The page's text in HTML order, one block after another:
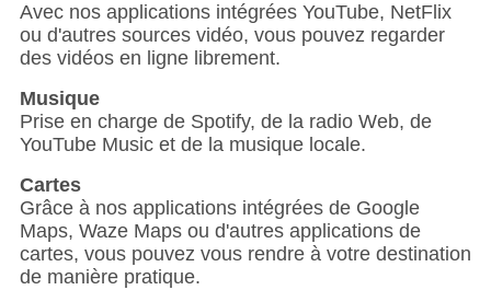
Avec nos applications intégrées YouTube, NetFlix
ou d'autres sources vidéo, vous pouvez regarder
des vidéos en ligne librement.
Musique
Prise en charge de Spotify, de la radio Web, de
YouTube Music et de la musique locale.
Cartes
Grâce à nos applications intégrées de Google
Maps, Waze Maps ou d'autres applications de
cartes, vous pouvez vous rendre à votre destination
de manière pratique.